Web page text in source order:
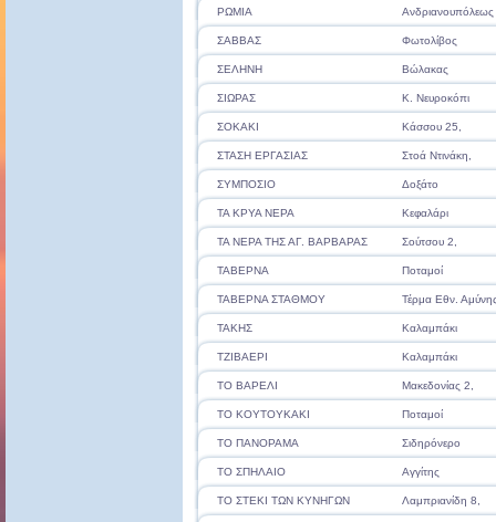
ΡΩΜΙΑ
ΣΑΒΒΑΣ Φωτολίβος
ΣΕΛΗΝΗ Βώλακας
ΣΙΩΡΑΣ Κ. Νευροκόπι
ΣΟΚΑΚΙ Κάσσου 25,
ΣΤΑΣΗ ΕΡΓΑΣΙΑΣ Στοά Ντινάκη,
ΣΥΜΠΟΣΙΟ Δοξάτο
ΤΑ ΚΡΥΑ ΝΕΡΑ Κεφαλάρι
ΤΑ ΝΕΡΑ ΤΗΣ ΑΓ. ΒΑΡΒΑΡΑΣ Σούτσου 2,
ΤΑΒΕΡΝΑ Ποταμοί
ΤΑΒΕΡΝΑ ΣΤΑΘΜΟΥ Τέρμα Εθν.
ΤΑΚΗΣ Καλαμπάκι
ΤΖΙΒΑΕΡΙ Καλαμπάκι
ΤΟ ΒΑΡΕΛΙ Μακεδονίας 2,
ΤΟ ΚΟΥΤΟΥΚΑΚΙ Ποταμοί
ΤΟ ΠΑΝΟΡΑΜΑ Σιδηρόνερο
ΤΟ ΣΠΗΛΑΙΟ Αγγίτης
ΤΟ ΣΤΕΚΙ ΤΩΝ ΚΥΝΗΓΩΝ Λαμπριανίδη 8,